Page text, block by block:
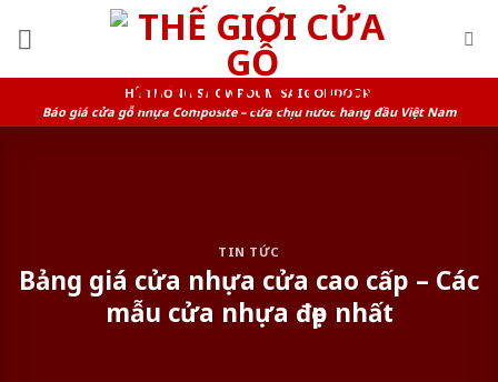
HỆ THỐNG SHOWROOM SAIGONDOOR
Báo giá cửa gỗ nhựa Composite – cửa chịu nước hàng đầu Việt Nam
TIN TỨC
Bảng giá cửa nhựa cửa cao cấp – Các
mẫu cửa nhựa đẹp nhất